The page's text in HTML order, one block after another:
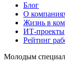
Блог
О
Жизнь в
ИТ-проекты
Рейтинг
Молодым